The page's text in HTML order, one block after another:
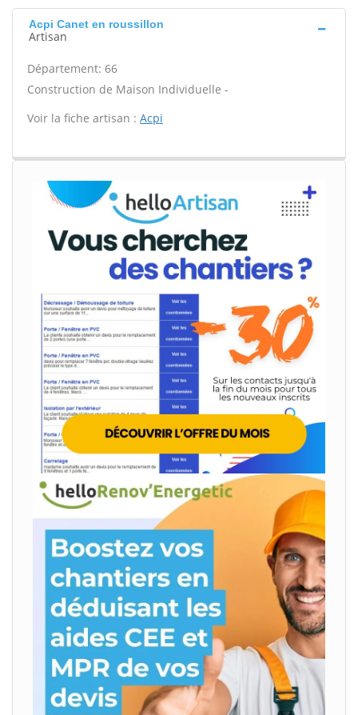
Acpi Canet en roussillon
Artisan
Département: 66
Construction de Maison Individuelle -
Voir la fiche artisan : Acpi